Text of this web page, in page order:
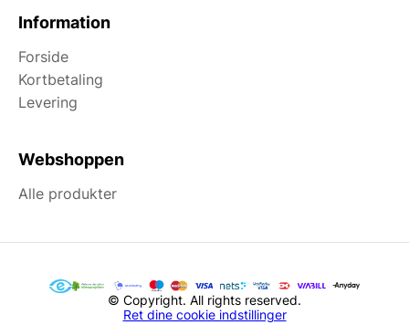
Information
Forside
Kortbetaling
Levering
Webshoppen
Alle produkter
© Copyright. All rights reserved.
Ret dine cookie indstillinger